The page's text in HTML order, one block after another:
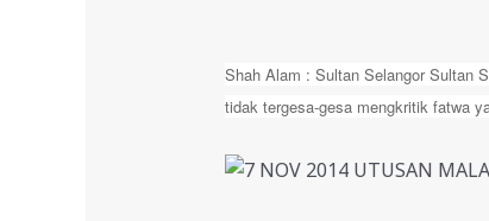
Shah Alam : Sultan Selangor Sultan
tidak tergesa-gesa mengkritik fatwa